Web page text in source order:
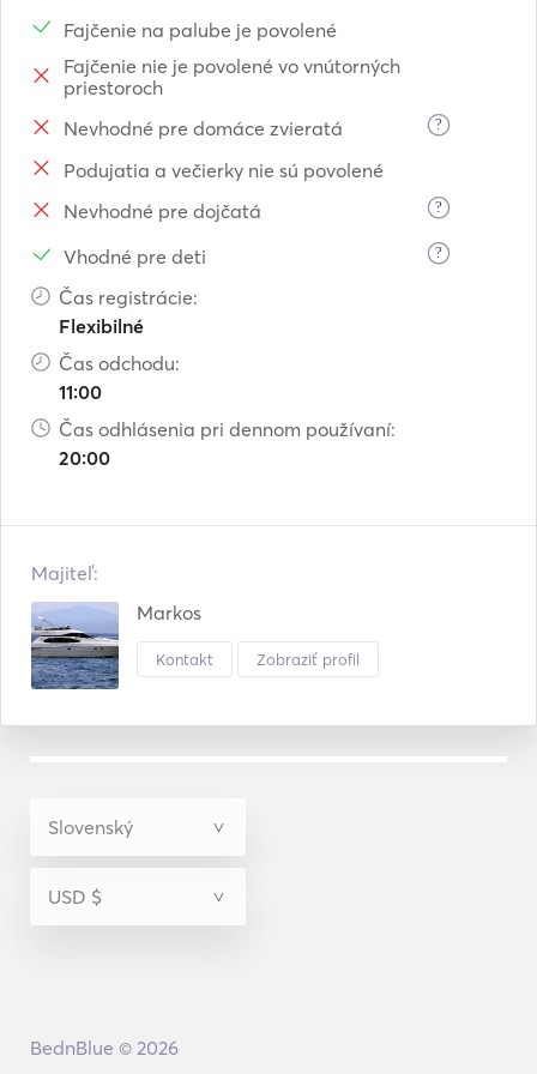
Generators:		1 Kohler 17,5 KW + 1 Onan 9 KW
Fuel Consumption:	250 liters/hrs (engines)  +  96
                                  liters/day (generators)
Fuel capacity:		3.400 liters
Fresh water capacity:	920 litters + Water maker 160 l/h
Cruise speed:		23,0 knots
Top speed:		33,0 knots
Cabins:			3 (Master + VIP + twin)
Crew:			3 (sleep in separate crew quarters)
Air-condition:		All indoor areas.
Entertainment:	WiFi 3G/4G, TV 32'' wide screen,
                                 TV 23'' and stereo in all cabins
Fajčenie na palube je povolené
Fajčenie nie je povolené vo vnútorných
priestoroch
Nevhodné pre domáce zvieratá
?
Podujatia a večierky nie sú povolené
Nevhodné pre dojčatá
?
Vhodné pre deti ?
Čas registrácie:
Flexibilné
Čas odchodu:
11:00
Čas odhlásenia pri dennom používaní:
20:00
Majiteľ:
Markos
Kontakt Zobraziť profil
BednBlue © 2026